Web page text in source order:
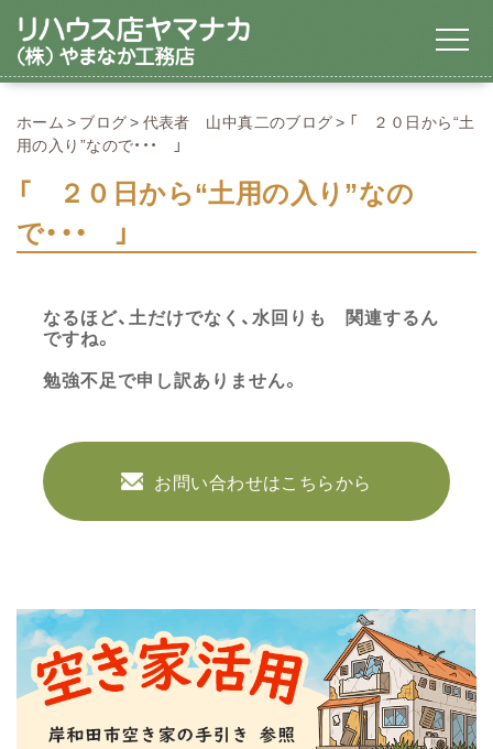
ホーム ブログ 代表者 山中真二のブログ
「 ２０日から“土
用の入り”なので・・・ 」
「 ２０日から“土用の入り”なの
で・・・ 」
なるほど、土だけでなく、水回りも 関連するん
ですね。
勉強不足で申し訳ありません。
お問い合わせはこちらから